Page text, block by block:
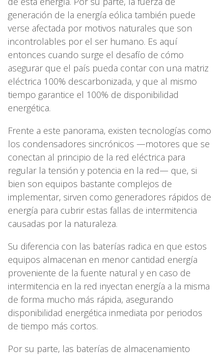
generación de la energía eólica también puede
verse afectada por motivos naturales que son
incontrolables por el ser humano. Es aquí
entonces cuando surge el desafío de cómo
asegurar que el país pueda contar con una matriz
eléctrica 100% descarbonizada, y que al mismo
tiempo garantice el 100% de disponibilidad
energética.
Frente a este panorama, existen tecnologías como
los condensadores sincrónicos —motores que se
conectan al principio de la red eléctrica para
regular la tensión y potencia en la red— que, si
bien son equipos bastante complejos de
implementar, sirven como generadores rápidos de
energía para cubrir estas fallas de intermitencia
causadas por la naturaleza.
Su diferencia con las baterías radica en que estos
equipos almacenan en menor cantidad energía
proveniente de la fuente natural y en caso de
intermitencia en la red inyectan energía a la misma
de forma mucho más rápida, asegurando
disponibilidad energética inmediata por periodos
de tiempo más cortos.
Por su parte, las baterías de almacenamiento